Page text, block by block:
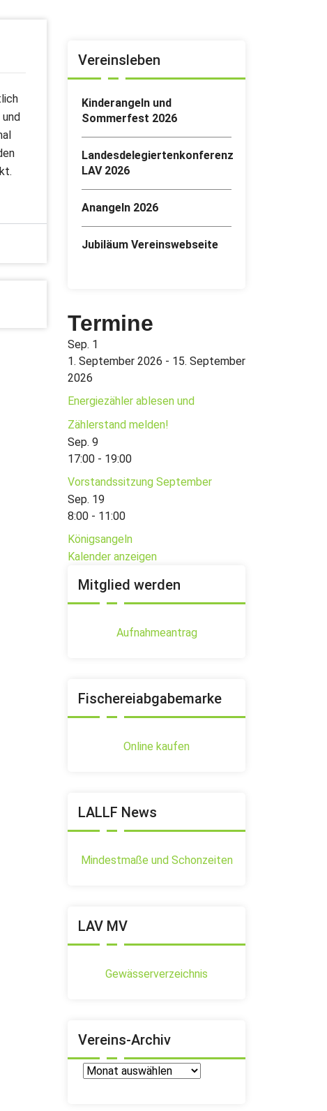
Vereinsleben
Kinderangeln und
Sommerfest 2026
Landesdelegiertenkonferenz
LAV 2026
Anangeln 2026
Jubiläum Vereinswebseite
Termine
Sep. 1
1. September 2026 - 15. September
2026
Energiezähler ablesen und
Zählerstand melden!
Sep. 9
17:00 - 19:00
Vorstandssitzung September
Sep. 19
8:00 - 11:00
Königsangeln
Kalender anzeigen
Mitglied werden
Aufnahmeantrag
Fischereiabgabemarke
Online kaufen
LALLF News
Mindestmaße und Schonzeiten
LAV MV
Gewässerverzeichnis
Vereins-Archiv
Vereins-